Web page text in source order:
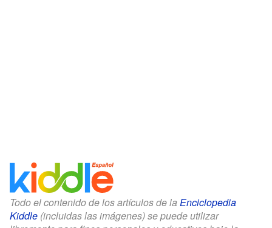
Todo el contenido de los artículos de la Enciclopedia
Kiddle (incluidas las imágenes) se puede utilizar